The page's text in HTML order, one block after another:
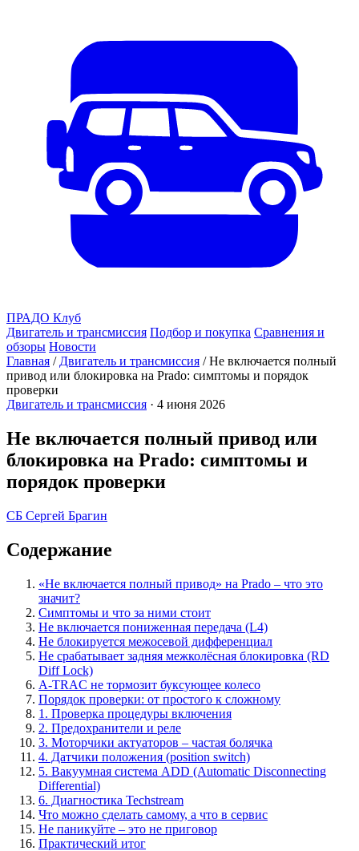
ПРАДО Клуб
Двигатель и трансмиссия Подбор и покупка Сравнения и
обзоры Новости
Главная / Двигатель и трансмиссия / Не включается полный
привод или блокировка на Prado: симптомы и порядок
проверки
Двигатель и трансмиссия · 4 июня 2026
Не включается полный привод или
блокировка на Prado: симптомы и
порядок проверки
СБ Сергей Брагин
Содержание
«Не включается полный привод» на Prado – что это
значит?
Симптомы и что за ними стоит
Не включается пониженная передача (L4)
Не блокируется межосевой дифференциал
Не срабатывает задняя межколёсная блокировка (RD
Diff Lock)
A-TRAC не тормозит буксующее колесо
Порядок проверки: от простого к сложному
1. Проверка процедуры включения
2. Предохранители и реле
3. Моторчики актуаторов – частая болячка
4. Датчики положения (position switch)
5. Вакуумная система ADD (Automatic Disconnecting
Differential)
6. Диагностика Techstream
Что можно сделать самому, а что в сервис
Не паникуйте – это не приговор
Практический итог